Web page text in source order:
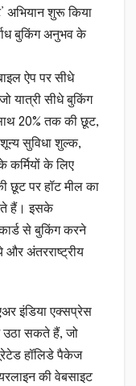
अभियान शुरू किया
बुकिंग अनुभव के
ऐप पर सीधे
यात्री सीधे बुकिंग
20% तक की छूट,
सुविधा शुल्क,
कर्मियों के लिए
छूट पर हॉट मील का
हैं। इसके
से बुकिंग करने
और अंतरराष्ट्रीय
इंडिया एक्सप्रेस
उठा सकते हैं, जो
हॉलिडे पैकेज
की वेबसाइट